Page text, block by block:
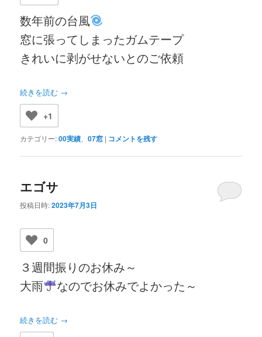
数年前の台風
窓に張ってしまったガムテープ
きれいに剥がせないとのご依頼
続きを読む →
+1
カテゴリー:00実績 、07窓 | コメントを残す
エゴサ
投稿日時:2023年7月3日
0
３週間振りのお休み～
大雨
なのでお休みでよかった～
続きを読む →